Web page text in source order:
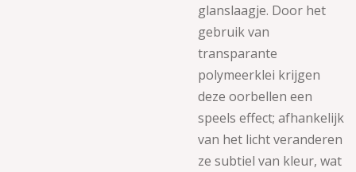
glanslaagje. Door het
gebruik van
transparante
polymeerklei krijgen
deze oorbellen een
speels effect; afhankelijk
van het licht veranderen
ze subtiel van kleur, wat